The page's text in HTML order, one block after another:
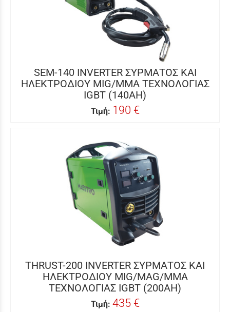
SEM-140 INVERTER ΣΥΡΜΑΤΟΣ ΚΑΙ
ΗΛΕΚΤΡΟΔΙΟΥ MIG/MMA ΤΕΧΝΟΛΟΓΙΑΣ
IGBT (140AH)
Τιμή: 190 €
THRUST-200 INVERTER ΣΥΡΜΑΤΟΣ ΚΑΙ
ΗΛΕΚΤΡΟΔΙΟΥ MIG/MAG/MMA
ΤΕΧΝΟΛΟΓΙΑΣ IGBT (200AH)
Τιμή: 435 €